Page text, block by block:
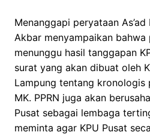
Menanggapi peryataan
Akbar menyampaikan bahwa
menunggu hasil tanggapan
surat yang akan dibuat oleh
Lampung tentang kronologis
MK. PPRN juga akan
Pusat sebagai lembaga
meminta agar KPU Pusat